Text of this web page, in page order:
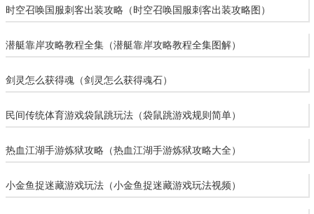
时空召唤国服刺客出装攻略（时空召唤国服刺客出装攻略图）
潜艇靠岸攻略教程全集（潜艇靠岸攻略教程全集图解）
剑灵怎么获得魂（剑灵怎么获得魂石）
民间传统体育游戏袋鼠跳玩法（袋鼠跳游戏规则简单）
热血江湖手游炼狱攻略（热血江湖手游炼狱攻略大全）
小金鱼捉迷藏游戏玩法（小金鱼捉迷藏游戏玩法视频）